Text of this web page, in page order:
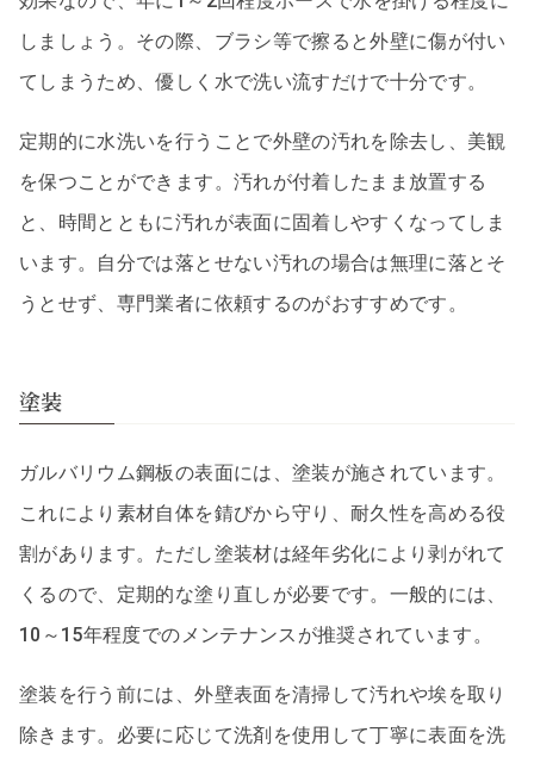
しましょう。その際、ブラシ等で擦ると外壁に傷が付い
てしまうため、優しく水で洗い流すだけで十分です。
定期的に水洗いを行うことで外壁の汚れを除去し、美観
を保つことができます。汚れが付着したまま放置する
と、時間とともに汚れが表面に固着しやすくなってしま
います。自分では落とせない汚れの場合は無理に落とそ
うとせず、専門業者に依頼するのがおすすめです。
塗装
ガルバリウム鋼板の表面には、塗装が施されています。
これにより素材自体を錆びから守り、耐久性を高める役
割があります。ただし塗装材は経年劣化により剥がれて
くるので、定期的な塗り直しが必要です。一般的には、
10～15年程度でのメンテナンスが推奨されています。
塗装を行う前には、外壁表面を清掃して汚れや埃を取り
除きます。必要に応じて洗剤を使用して丁寧に表面を洗